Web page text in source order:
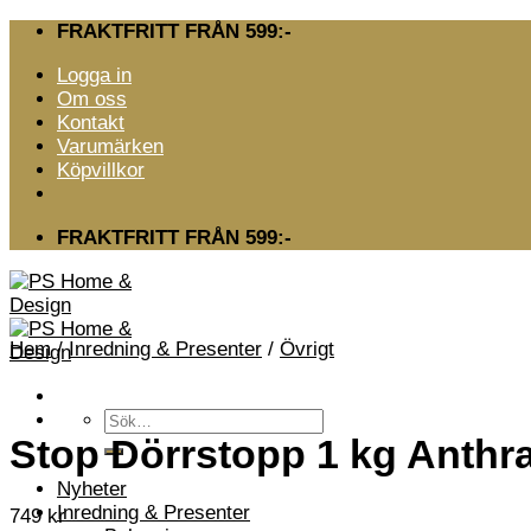
Skip
content
FRAKTFRITT FRÅN 599:-
Logga in
Om oss
Kontakt
Varumärken
Köpvillkor
FRAKTFRITT FRÅN 599:-
Sök
efter:
Nyheter
Inredning & Presenter
Hem / Inredning & Presenter / Övrigt
Stop Dörrstopp 1 kg
749 kr